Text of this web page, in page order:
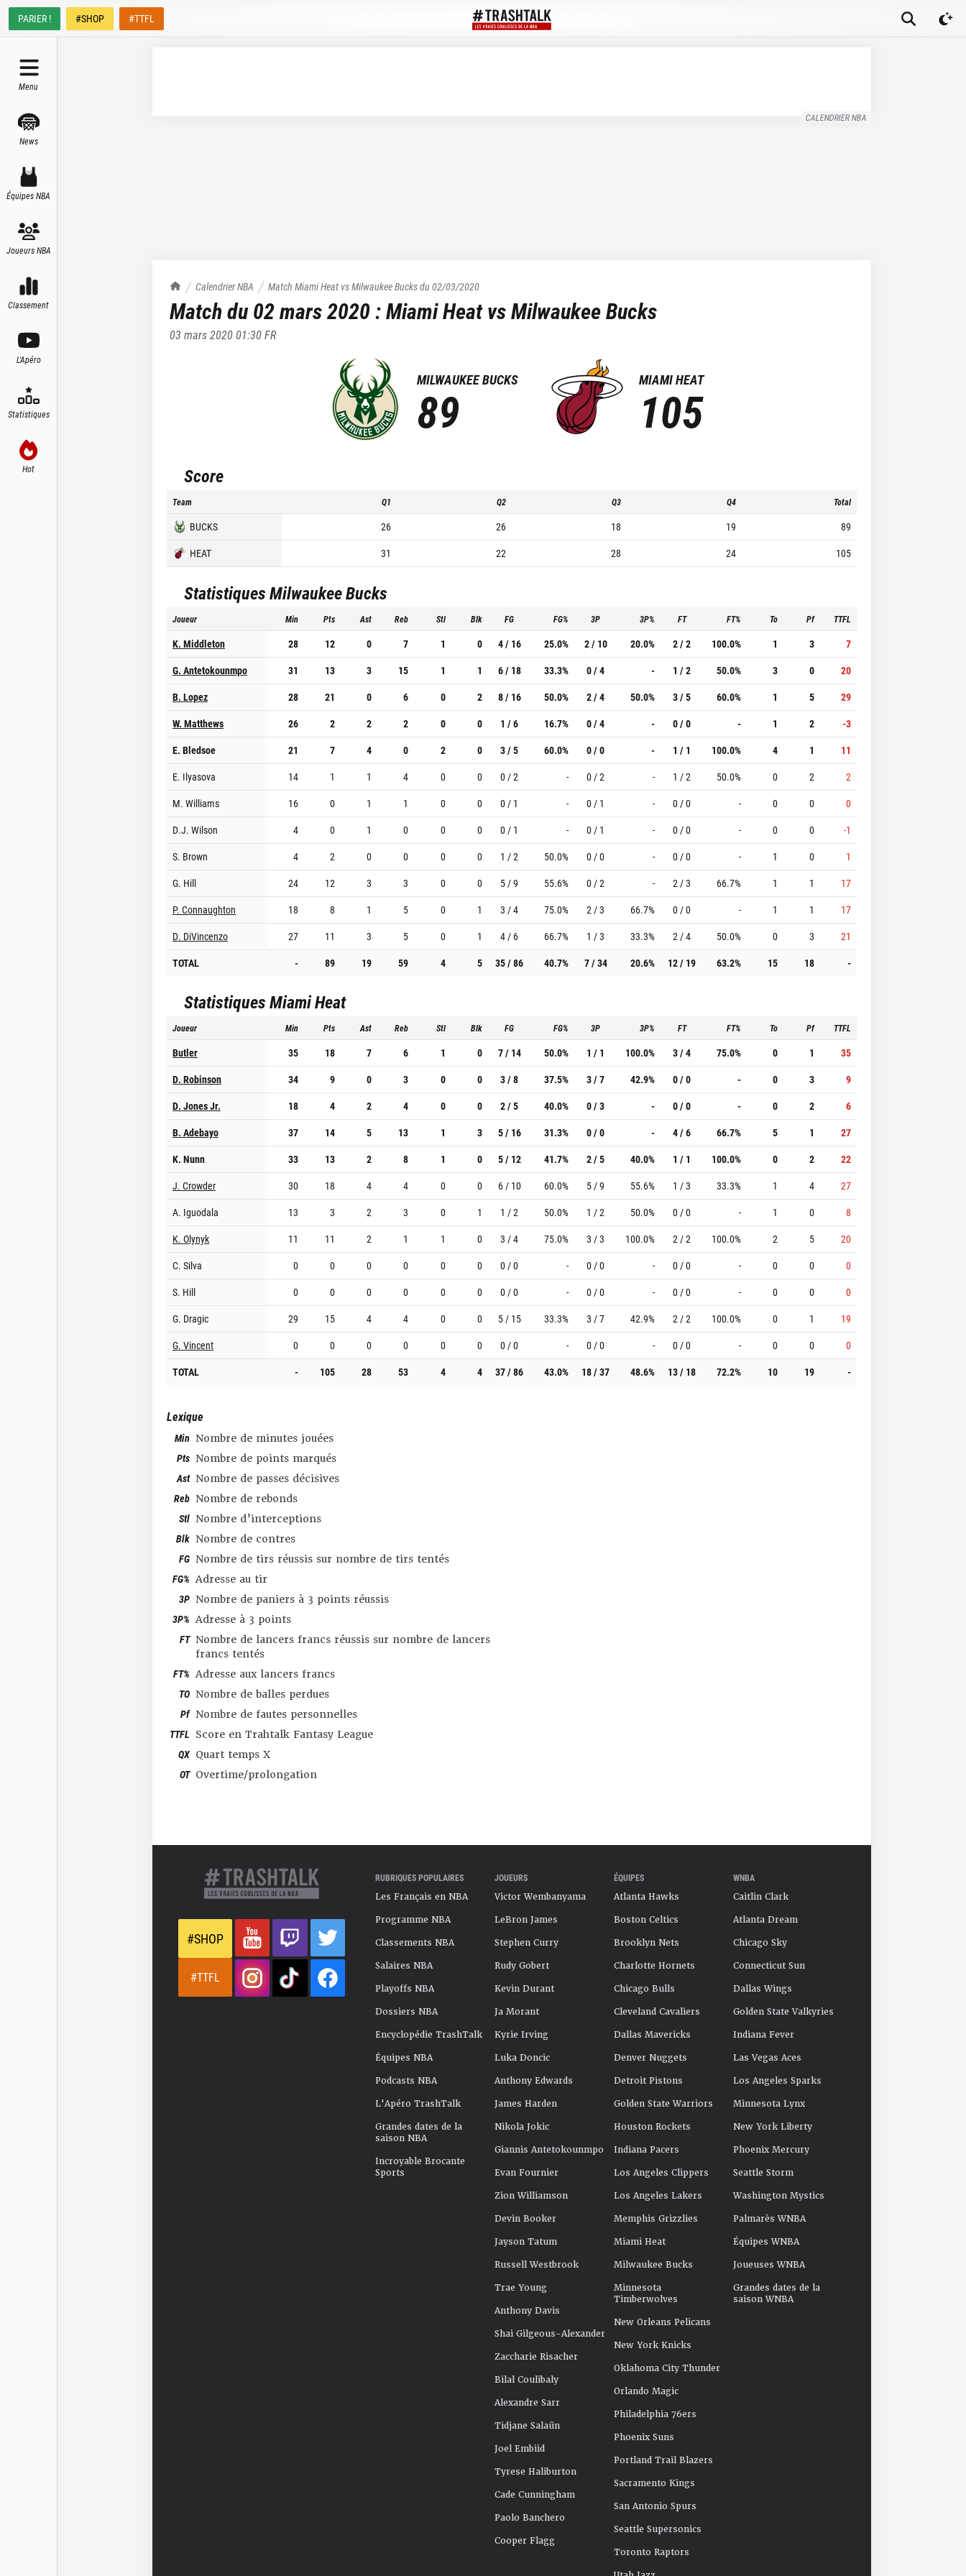
PARIER ! #SHOP #TTFL
Menu
News
Équipes NBA
Joueurs NBA
Classement
L'Apéro
Statistiques
Hot
CALENDRIER NBA
TrashTalk Actu NBA
Calendrier NBA Match Miami Heat vsMilwaukee Bucksdu02/03/2020
Match du 02 mars 2020:Miami HeatvsMilwaukee Bucks
03 mars 2020 01:30FR
MILWAUKEE BUCKS
89
MIAMI HEAT
105
Score
Team Q1 Q2 Q3 Q4 Total
BUCKS 26 26 18 19
89
HEAT
31 22 28 24 105
StatistiquesMilwaukee Bucks
Joueur Min Pts Ast Reb Stl Blk FG FG% 3P 3P% FT FT% To Pf TTFL
K. Middleton 28 12 0 7 1 0 4 / 16 25.0% 2 / 10 20.0% 2 / 2 100.0% 1 3
7
G. Antetokounmpo
31 13 3 15 1 1 6 / 18 33.3% 0 / 4 - 1 / 2 50.0% 3 0
20
B. Lopez
28 21 0 6 0 2 8 / 16 50.0% 2 / 4 50.0% 3 / 5 60.0% 1 5
29
W. Matthews
26 2 2 2 0 0 1 / 6 16.7% 0 / 4 - 0 / 0 - 1 2
-3
E. Bledsoe
21 7 4 0 2 0 3 / 5 60.0% 0 / 0 - 1 / 1 100.0% 4 1
11
E. Ilyasova
14 1 1 4 0 0 0 / 2 - 0 / 2 - 1 / 2 50.0% 0 2
2
M. Williams
16 0 1 1 0 0 0 / 1 - 0 / 1 - 0 / 0 - 0 0
0
D.J. Wilson
4 0 1 0 0 0 0 / 1 - 0 / 1 - 0 / 0 - 0 0
-1
S. Brown
4 2 0 0 0 0 1 / 2 50.0% 0 / 0 - 0 / 0 - 1 0
1
G. Hill
24 12 3 3 0 0 5 / 9 55.6% 0 / 2 - 2 / 3 66.7% 1 1
17
P. Connaughton
18 8 1 5 0 1 3 / 4 75.0% 2 / 3 66.7% 0 / 0 - 1 1
17
D. DiVincenzo
27 11 3 5 0 1 4 / 6 66.7% 1 / 3 33.3% 2 / 4 50.0% 0 3
21
TOTAL
- 89 19 59 4 5 35 / 86 40.7% 7 / 34 20.6% 12 / 19 63.2% 15 18 -
StatistiquesMiami Heat
Joueur Min Pts Ast Reb Stl Blk FG FG% 3P 3P% FT FT% To Pf TTFL
Butler 35 18 7 6 1 0 7 / 14 50.0% 1 / 1 100.0% 3 / 4 75.0% 0 1
35
D. Robinson
34 9 0 3 0 0 3 / 8 37.5% 3 / 7 42.9% 0 / 0 - 0 3
9
D. Jones Jr.
18 4 2 4 0 0 2 / 5 40.0% 0 / 3 - 0 / 0 - 0 2
6
B. Adebayo
37 14 5 13 1 3 5 / 16 31.3% 0 / 0 - 4 / 6 66.7% 5 1
27
K. Nunn
33 13 2 8 1 0 5 / 12 41.7% 2 / 5 40.0% 1 / 1 100.0% 0 2
22
J. Crowder
30 18 4 4 0 0 6 / 10 60.0% 5 / 9 55.6% 1 / 3 33.3% 1 4
27
A. Iguodala
13 3 2 3 0 1 1 / 2 50.0% 1 / 2 50.0% 0 / 0 - 1 0
8
K. Olynyk
11 11 2 1 1 0 3 / 4 75.0% 3 / 3 100.0% 2 / 2 100.0% 2 5
20
C. Silva
0 0 0 0 0 0 0 / 0 - 0 / 0 - 0 / 0 - 0 0
0
S. Hill
0 0 0 0 0 0 0 / 0 - 0 / 0 - 0 / 0 - 0 0
0
G. Dragic
29 15 4 4 0 0 5 / 15 33.3% 3 / 7 42.9% 2 / 2 100.0% 0 1
19
G. Vincent
0 0 0 0 0 0 0 / 0 - 0 / 0 - 0 / 0 - 0 0
0
TOTAL
- 105 28 53 4 4 37 / 86 43.0% 18 / 37 48.6% 13 / 18 72.2% 10 19 -
Lexique
Min Nombre de minutes jouées
Pts Nombre de points marqués
Ast Nombre de passes décisives
Reb Nombre de rebonds
Stl Nombre d’interceptions
Blk Nombre de contres
FG Nombre de tirs réussis sur nombre de tirs tentés
FG% Adresse au tir
3P Nombre de paniers à 3 points réussis
3P% Adresse à 3 points
FT Nombre de lancers francs réussis sur nombre de lancers
francs tentés
FT% Adresse aux lancers francs
TO Nombre de balles perdues
Pf Nombre de fautes personnelles
TTFL Score en Trahtalk Fantasy League
QX Quart temps X
OT Overtime/prolongation
#SHOP
#TTFL
RUBRIQUES POPULAIRES
Les Français en NBA
Programme NBA
Classements NBA
Salaires NBA
Playoffs NBA
Dossiers NBA
Encyclopédie TrashTalk
Équipes NBA
Podcasts NBA
L'Apéro TrashTalk
Grandes dates de la
saison NBA
Incroyable Brocante
Sports
JOUEURS
Victor Wembanyama
LeBron James
Stephen Curry
Rudy Gobert
Kevin Durant
Ja Morant
Kyrie Irving
Luka Doncic
Anthony Edwards
James Harden
Nikola Jokic
Giannis Antetokounmpo
Evan Fournier
Zion Williamson
Devin Booker
Jayson Tatum
Russell Westbrook
Trae Young
Anthony Davis
Shai Gilgeous-Alexander
Zaccharie Risacher
Bilal Coulibaly
Alexandre Sarr
Tidjane Salaün
Joel Embiid
Tyrese Haliburton
Cade Cunningham
Paolo Banchero
Cooper Flagg
ÉQUIPES
Atlanta Hawks
Boston Celtics
Brooklyn Nets
Charlotte Hornets
Chicago Bulls
Cleveland Cavaliers
Dallas Mavericks
Denver Nuggets
Detroit Pistons
Golden State Warriors
Houston Rockets
Indiana Pacers
Los Angeles Clippers
Los Angeles Lakers
Memphis Grizzlies
Miami Heat
Milwaukee Bucks
Minnesota
Timberwolves
New Orleans Pelicans
New York Knicks
Oklahoma City Thunder
Orlando Magic
Philadelphia 76ers
Phoenix Suns
Portland Trail Blazers
Sacramento Kings
San Antonio Spurs
Seattle Supersonics
Toronto Raptors
WNBA
Caitlin Clark
Atlanta Dream
Chicago Sky
Connecticut Sun
Dallas Wings
Golden State Valkyries
Indiana Fever
Las Vegas Aces
Los Angeles Sparks
Minnesota Lynx
New York Liberty
Phoenix Mercury
Seattle Storm
Washington Mystics
Palmarès WNBA
Équipes WNBA
Joueuses WNBA
Grandes dates de la
saison WNBA